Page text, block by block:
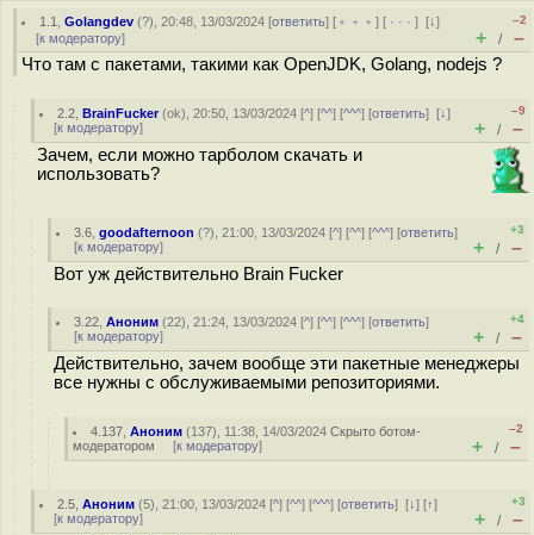
1.1 ,Golangdev (?), 20:48, 13/03/2024 [ответить] [ ﹢﹢﹢] [ · · ·][↓]
[к модератору]
–2
+ / –
Что там с пакетами, такими как OpenJDK, Golang, nodejs ?
2.2 ,BrainFucker(ok), 20:50, 13/03/2024 [^] [^^] [^^^] [ответить][↓]
[к модератору]
–9
+ / –
Зачем, если можно тарболом скачать и
использовать?
3.6 ,goodafternoon (?), 21:00, 13/03/2024 [^] [^^] [^^^] [ответить]
[к модератору]
+3
+ / –
Вот уж действительно Brain Fucker
3.22 ,Аноним (22), 21:24, 13/03/2024 [^] [^^] [^^^] [ответить]
[к модератору]
+4
+ / –
Действительно, зачем вообще эти пакетные менеджеры
все нужны с обслуживаемыми репозиториями.
4.137 ,Аноним (137), 11:38, 14/03/2024Скрыто ботом-
модератором [к модератору]
–2
+ / –
2.5 ,Аноним (5), 21:00, 13/03/2024 [^] [^^] [^^^] [ответить][↓] [↑]
[к модератору]
+3
+ / –